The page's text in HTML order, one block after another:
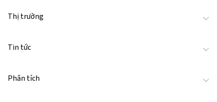
Thị trường
Tin tức
Phân tích